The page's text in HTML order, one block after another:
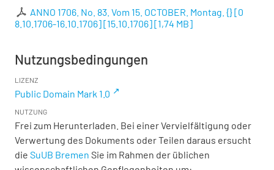
ANNO 1706. No. 83. Vom 15. OCTOBER. Montag. {} [0
8.10.1706-16.10.1706] [15.10.1706][1,74 MB]
Nutzungsbedingungen
LIZENZ
Public Domain Mark 1.0
NUTZUNG
Frei zum Herunterladen. Bei einer Vervielfältigung oder
Verwertung des Dokuments oder Teilen daraus ersucht
die SuUB Bremen Sie im Rahmen der üblichen